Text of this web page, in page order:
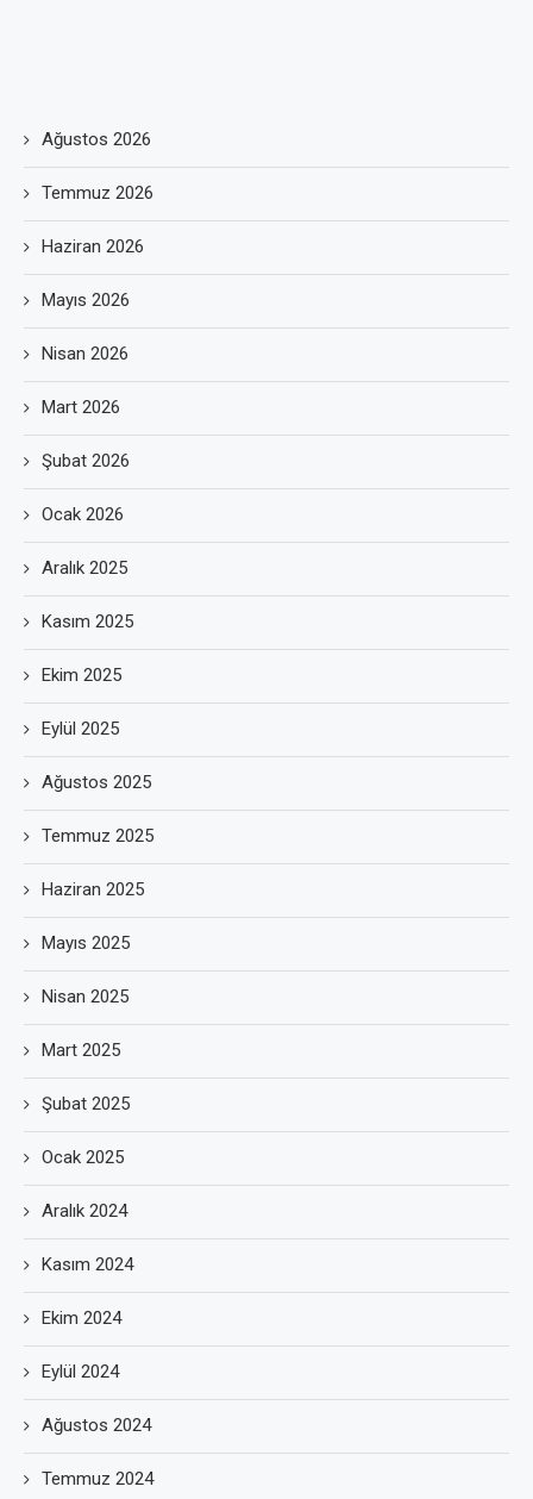
Ağustos 2026
Temmuz 2026
Haziran 2026
Mayıs 2026
Nisan 2026
Mart 2026
Şubat 2026
Ocak 2026
Aralık 2025
Kasım 2025
Ekim 2025
Eylül 2025
Ağustos 2025
Temmuz 2025
Haziran 2025
Mayıs 2025
Nisan 2025
Mart 2025
Şubat 2025
Ocak 2025
Aralık 2024
Kasım 2024
Ekim 2024
Eylül 2024
Ağustos 2024
Temmuz 2024